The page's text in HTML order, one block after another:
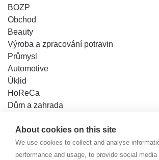
About cookies on this site
We use cookies to collect and analyse
performance and usage, to provide social
BOZP
Obchod
Beauty
Výroba a zpracování potravin
Průmysl
Automotive
Úklid
HoReCa
Dům a zahrada
Kontakt